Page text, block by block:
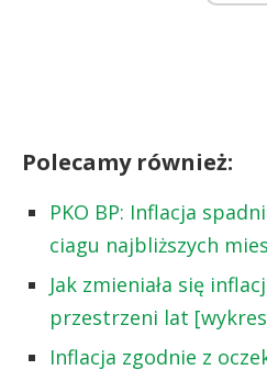
Polecamy również:
PKO BP: Inflacja
ciagu najbliższych
Jak zmieniała się
przestrzeni lat
Inflacja zgodnie z